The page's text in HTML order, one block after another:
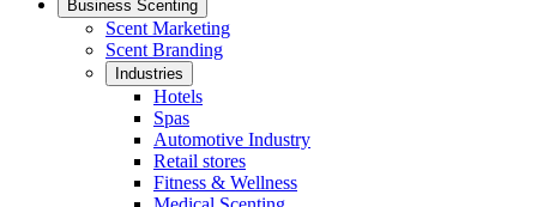
Business Scenting
Scent Marketing
Scent Branding
Industries
Hotels
Spas
Automotive Industry
Retail stores
Fitness & Wellness